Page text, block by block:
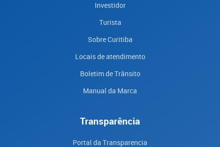
Investidor
Turista
Sobre Curitiba
Locais de atendimento
Boletim de Trânsito
Manual da Marca
Transparência
Portal da Transparencia